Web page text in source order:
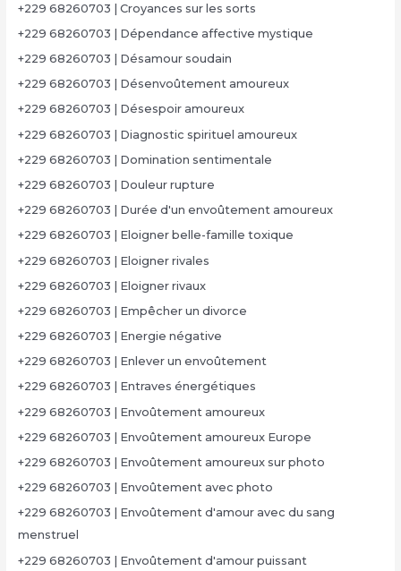
+229 68260703 | Croyances sur les sorts
+229 68260703 | Dépendance affective mystique
+229 68260703 | Désamour soudain
+229 68260703 | Désenvoûtement amoureux
+229 68260703 | Désespoir amoureux
+229 68260703 | Diagnostic spirituel amoureux
+229 68260703 | Domination sentimentale
+229 68260703 | Douleur rupture
+229 68260703 | Durée d'un envoûtement amoureux
+229 68260703 | Eloigner belle-famille toxique
+229 68260703 | Eloigner rivales
+229 68260703 | Eloigner rivaux
+229 68260703 | Empêcher un divorce
+229 68260703 | Energie négative
+229 68260703 | Enlever un envoûtement
+229 68260703 | Entraves énergétiques
+229 68260703 | Envoûtement amoureux
+229 68260703 | Envoûtement amoureux Europe
+229 68260703 | Envoûtement amoureux sur photo
+229 68260703 | Envoûtement avec photo
+229 68260703 | Envoûtement d'amour avec du sang
menstruel
+229 68260703 | Envoûtement d'amour puissant